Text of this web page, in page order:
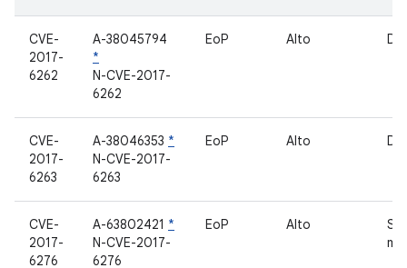
CVE-
2017-
6262
A-38045794
*
N-CVE-2017-
6262
EoP Alto
CVE-
2017-
6263
A-38046353 *
N-CVE-2017-
6263
EoP Alto
CVE-
2017-
6276
A-63802421 *
N-CVE-2017-
6276
EoP Alto